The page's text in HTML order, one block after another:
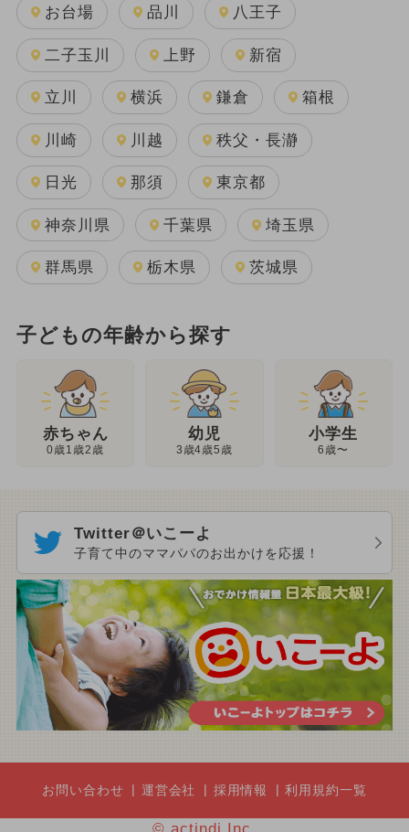
お台場 品川 八王子
二子玉川 上野 新宿
立川 横浜 鎌倉 箱根
川崎 川越 秩父・長瀞
日光 那須 東京都
神奈川県 千葉県 埼玉県
群馬県 栃木県 茨城県
子どもの年齢から探す
赤ちゃん
0歳1歳2歳
幼児
3歳4歳5歳
小学生
6歳〜
Twitter＠いこーよ
子育て中のママパパのお出かけを応援！
お問い合わせ 運営会社 採用情報 利用規約一覧